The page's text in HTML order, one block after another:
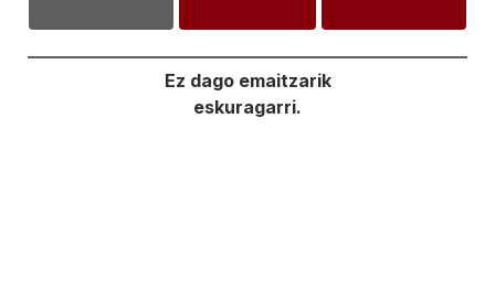
Ez dago emaitzarik
eskuragarri.